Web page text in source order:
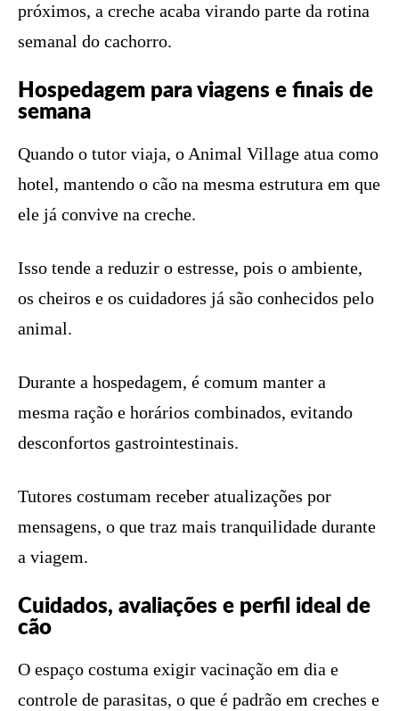
próximos, a creche acaba virando parte da rotina
semanal do cachorro.
Hospedagem para viagens e finais de
semana
Quando o tutor viaja, o Animal Village atua como
hotel, mantendo o cão na mesma estrutura em que
ele já convive na creche.
Isso tende a reduzir o estresse, pois o ambiente,
os cheiros e os cuidadores já são conhecidos pelo
animal.
Durante a hospedagem, é comum manter a
mesma ração e horários combinados, evitando
desconfortos gastrointestinais.
Tutores costumam receber atualizações por
mensagens, o que traz mais tranquilidade durante
a viagem.
Cuidados, avaliações e perfil ideal de
cão
O espaço costuma exigir vacinação em dia e
controle de parasitas, o que é padrão em creches e